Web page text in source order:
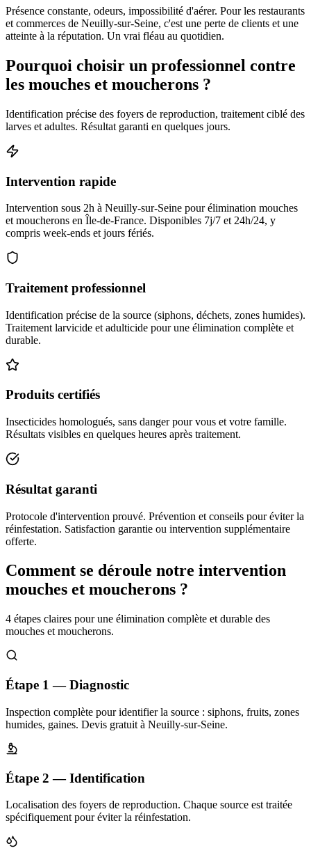
Présence constante, odeurs, impossibilité d'aérer. Pour les restaurants
et commerces de Neuilly-sur-Seine, c'est une perte de clients et une
atteinte à la réputation. Un vrai fléau au quotidien.
Pourquoi choisir un professionnel contre
les mouches et moucherons ?
Identification précise des foyers de reproduction, traitement ciblé des
larves et adultes. Résultat garanti en quelques jours.
Intervention rapide
Intervention sous 2h à Neuilly-sur-Seine pour élimination mouches
et moucherons en Île-de-France. Disponibles 7j/7 et 24h/24, y
compris week-ends et jours fériés.
Traitement professionnel
Identification précise de la source (siphons, déchets, zones humides).
Traitement larvicide et adulticide pour une élimination complète et
durable.
Produits certifiés
Insecticides homologués, sans danger pour vous et votre famille.
Résultats visibles en quelques heures après traitement.
Résultat garanti
Protocole d'intervention prouvé. Prévention et conseils pour éviter la
réinfestation. Satisfaction garantie ou intervention supplémentaire
offerte.
Comment se déroule notre intervention
mouches et moucherons ?
4 étapes claires pour une élimination complète et durable des
mouches et moucherons.
Étape 1 — Diagnostic
Inspection complète pour identifier la source : siphons, fruits, zones
humides, gaines. Devis gratuit à Neuilly-sur-Seine.
Étape 2 — Identification
Localisation des foyers de reproduction. Chaque source est traitée
spécifiquement pour éviter la réinfestation.